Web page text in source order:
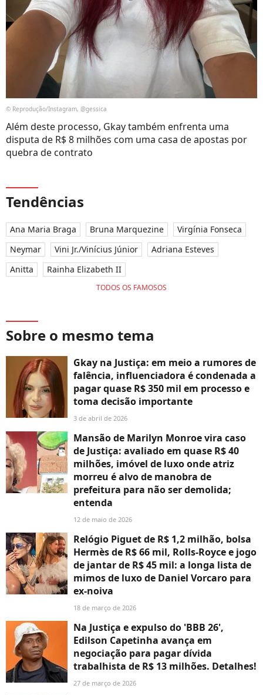
© Reprodução/Instagram, @gessica
Além deste processo, Gkay também enfrenta uma
disputa de R$ 8 milhões com uma casa de apostas por
quebra de contrato
Tendências
Ana Maria Braga Bruna Marquezine
Virgínia Fonseca
Neymar
Vini Jr./Vinícius Júnior
Adriana Esteves
Anitta
Rainha Elizabeth II
TODOS OS FAMOSOS
Sobre o mesmo tema
Gkay na Justiça: em meio a rumores de
falência, influenciadora é condenada a
pagar quase R$ 350 mil em processo e
toma decisão importante
3 de abril de 2026
Mansão de Marilyn Monroe vira caso
de Justiça: avaliado em quase R$ 40
milhões, imóvel de luxo onde atriz
morreu é alvo de manobra de
prefeitura para não ser demolida;
entenda
12 de maio de 2026
Relógio Piguet de R$ 1,2 milhão, bolsa
Hermès de R$ 66 mil, Rolls-Royce e jogo
de jantar de R$ 45 mil: a longa lista de
mimos de luxo de Daniel Vorcaro para
ex-noiva
18 de março de 2026
Na Justiça e expulso do 'BBB 26',
Edilson Capetinha avança em
negociação para pagar dívida
trabalhista de R$ 13 milhões. Detalhes!
27 de março de 2026